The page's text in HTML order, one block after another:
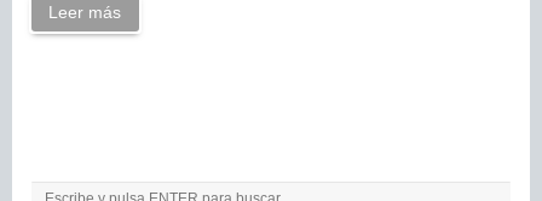
Leer más